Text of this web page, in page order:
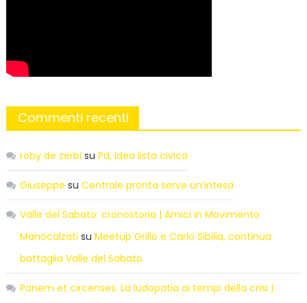
Commenti recenti
roby de zerbi su Pd, idea lista civica
Giuseppe su Centrale pronta serve un’intesa
Valle del Sabato: cronostoria | Amici in Movimento
Manocalzati su Meetup Grillo e Carlo Sibilia, continua
battaglia Valle del Sabato
Panem et circenses. La ludopatia ai tempi della crisi |